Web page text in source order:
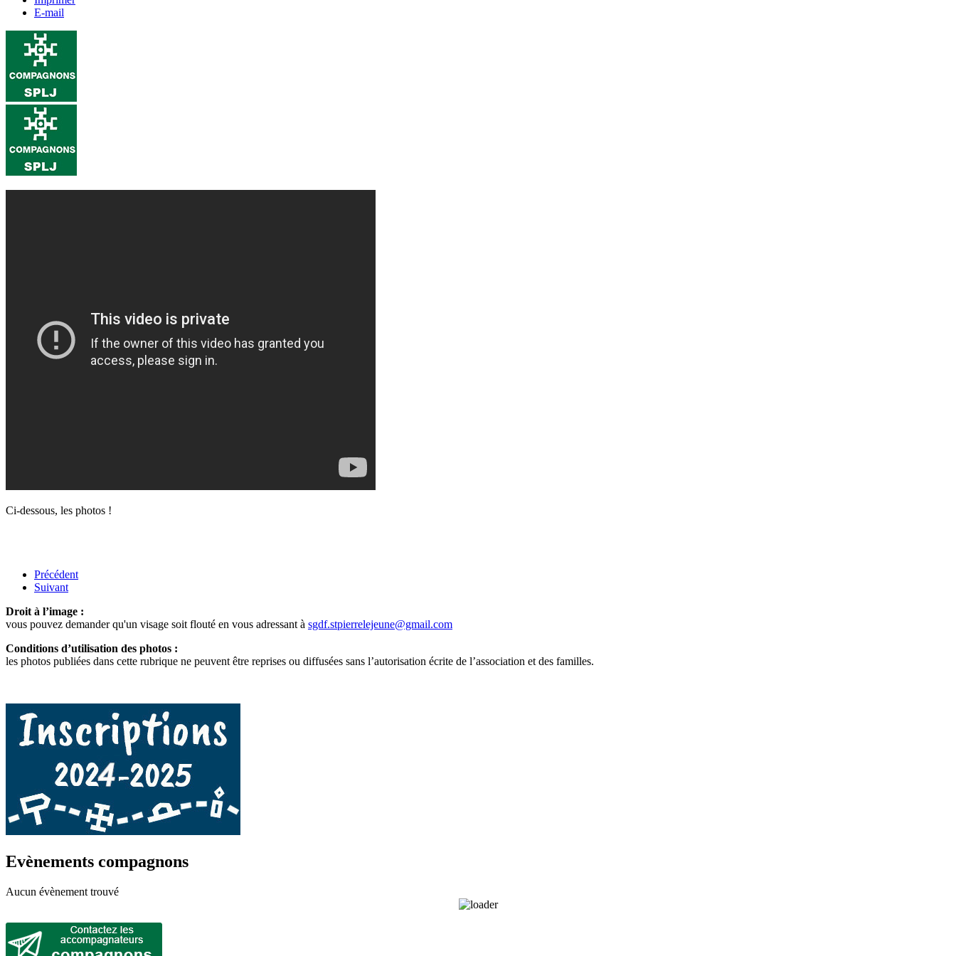
E-mail
Ci-dessous, les photos !
Précédent
Suivant
Droit à l’image :
vous pouvez demander qu'un visage soit flouté en vous adressant à sgdf.stpierrelejeune@gmail.com
Conditions d’utilisation des photos :
les photos publiées dans cette rubrique ne peuvent être reprises ou diffusées sans l’autorisation écrite de l’association et des familles.
Evènements compagnons
Aucun évènement trouvé